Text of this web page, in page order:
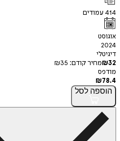
414 עמודים
אוגוסט
2024
דיגיטלי
₪32 מחיר קודם: ₪35
מודפס
₪78.4
הוספה לסל